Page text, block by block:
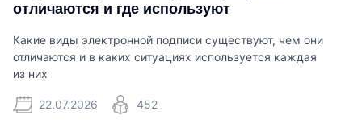
отличаются и где используют
Какие виды электронной подписи существуют, чем они
отличаются и в каких ситуациях используется каждая
из них
22.07.2026 452